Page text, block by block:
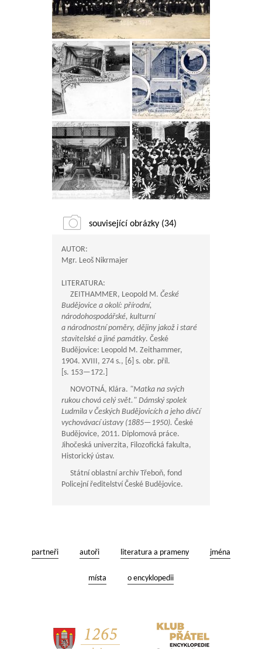
související obrázky (34)
AUTOR:
Mgr. Leoš Nikrmajer
LITERATURA:
ZEITHAMMER, Leopold M. České
Budějovice a okolí: přírodní,
národohospodářské, kulturní
a národnostní poměry, dějiny jakož i staré
stavitelské a jiné památky. České
Budějovice: Leopold M. Zeithammer,
1904. XVIII, 274 s., [6] s. obr. příl.
[s. 153—172.]
NOVOTNÁ, Klára. "Matka na svých
rukou chová celý svět." Dámský spolek
Ludmila v Českých Budějovicích a jeho dívčí
vychovávací ústavy (1885—1950). České
Budějovice, 2011. Diplomová práce.
Jihočeská univerzita, Filozofická fakulta,
Historický ústav.
Státní oblastní archiv Třeboň, fond
Policejní ředitelství České Budějovice.
partneři autoři literatura a prameny jména
místa o encyklopedii